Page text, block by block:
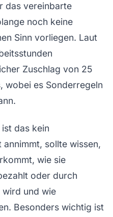
das vereinbarte
noch keine
Sinn vorliegen. Laut
Zuschlag von 25
wobei es Sonderregeln
das kein
annimmt, sollte wissen,
wie sie
oder durch
wird und wie
Besonders wichtig ist